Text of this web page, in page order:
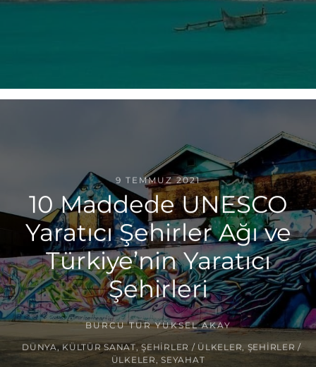
9 TEMMUZ 2021
10 Maddede UNESCO
Yaratıcı Şehirler Ağı ve
Türkiye’nin Yaratıcı
Şehirleri
BURCU TUR YÜKSEL AKAY
DÜNYA,KÜLTÜR SANAT,ŞEHIRLER / ÜLKELER ŞEHIRLER /
ÜLKELER ,SEYAHAT